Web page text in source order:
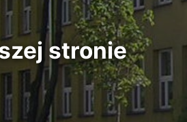
stronie